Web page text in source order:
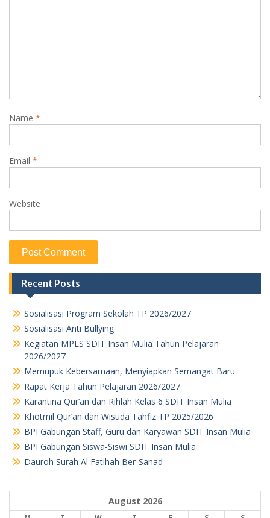
Name *
Email *
Website
Recent Posts
Sosialisasi Program Sekolah TP 2026/2027
Sosialisasi Anti Bullying
Kegiatan MPLS SDIT Insan Mulia Tahun Pelajaran
2026/2027
Memupuk Kebersamaan, Menyiapkan Semangat Baru
Rapat Kerja Tahun Pelajaran 2026/2027
Karantina Qur’an dan Rihlah Kelas 6 SDIT Insan Mulia
Khotmil Qur’an dan Wisuda Tahfiz TP 2025/2026
BPI Gabungan Staff, Guru dan Karyawan SDIT Insan Mulia
BPI Gabungan Siswa-Siswi SDIT Insan Mulia
Dauroh Surah Al Fatihah Ber-Sanad
August 2026